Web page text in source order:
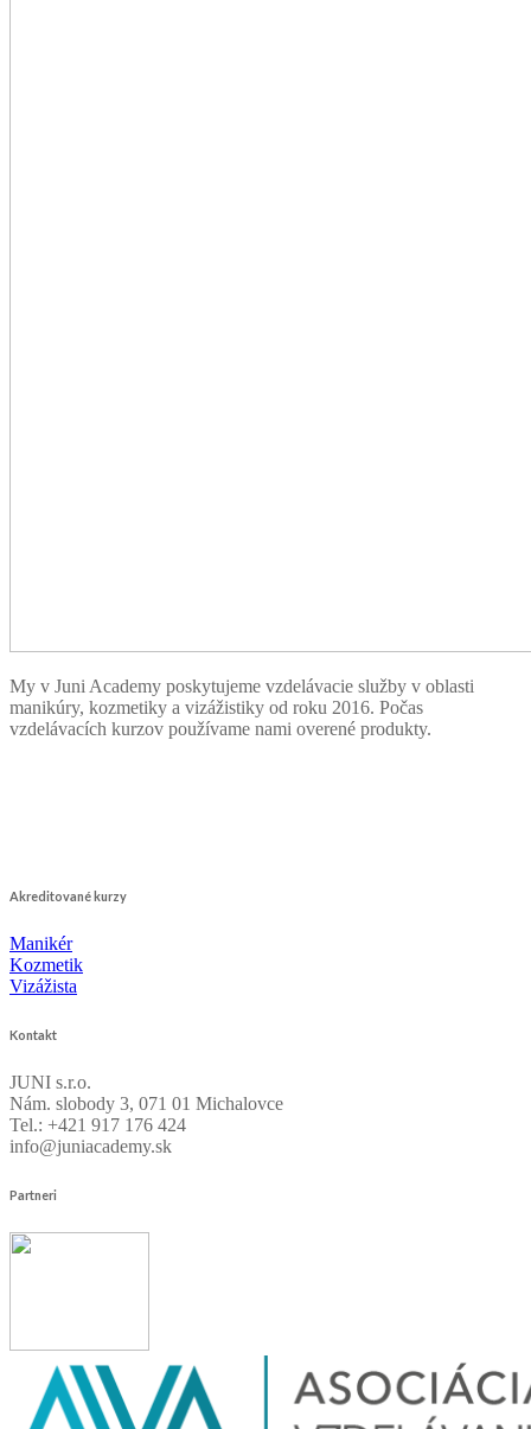
My v Juni Academy poskytujeme vzdelávacie služby v oblasti
manikúry, kozmetiky a vizážistiky od roku 2016. Počas
vzdelávacích kurzov používame nami overené produkty.
Akreditované kurzy
Manikér
Kozmetik
Vizážista
Kontakt
JUNI s.r.o.
Nám. slobody 3, 071 01 Michalovce
Tel.: +421 917 176 424
info@juniacademy.sk
Partneri